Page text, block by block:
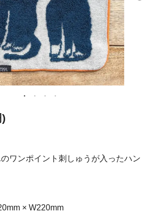
ワンポイント刺しゅうが入ったハン
× W220mm